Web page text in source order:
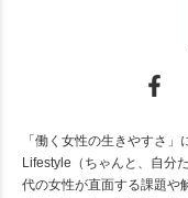
「働く女性の生きやすさ
Lifestyle（ちゃんと、自分
代の女性が直面する課題や